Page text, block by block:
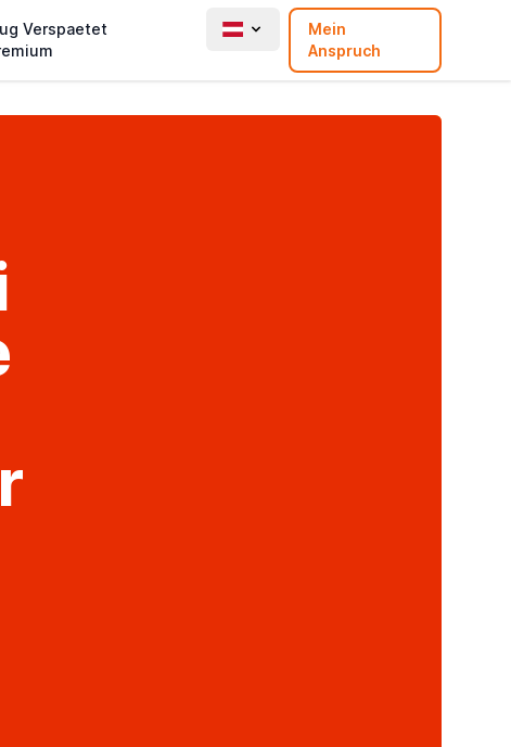
Verspaetet
Mein
Anspruch